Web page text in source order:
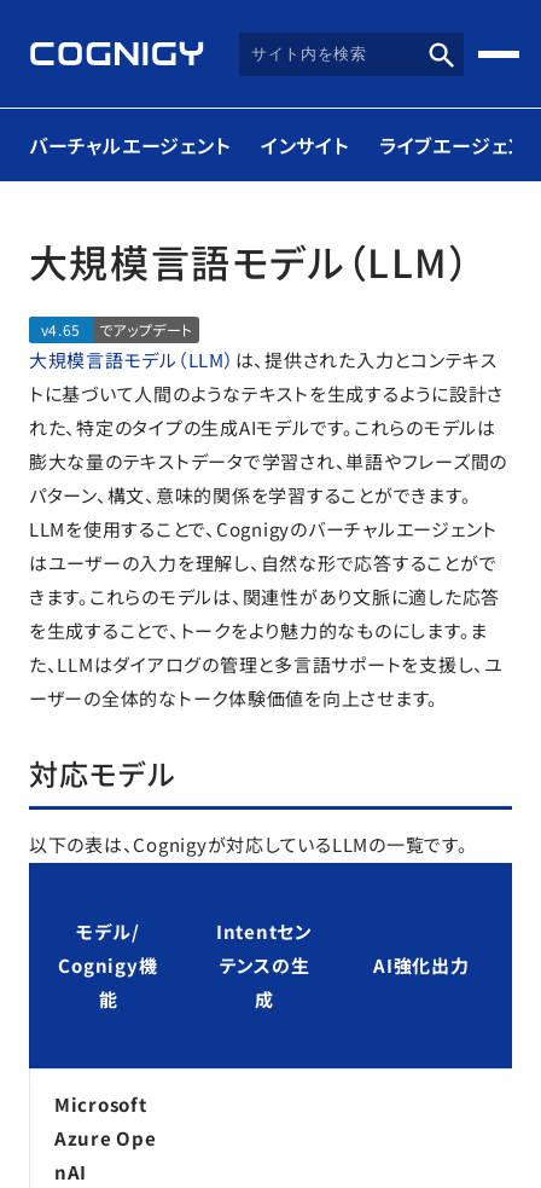
バーチャルエージェント インサイト ライブエージェント
大規模言語モデル（LLM）
v4.65 でアップデート
大規模言語モデル（LLM） は、提供された入力とコンテキス
トに基づいて人間のようなテキストを生成するように設計さ
れた、特定のタイプの生成AIモデルです。これらのモデルは
膨大な量のテキストデータで学習され、単語やフレーズ間の
パターン、構文、意味的関係を学習することができます。
LLMを使用することで、Cognigyのバーチャルエージェント
はユーザーの入力を理解し、自然な形で応答することがで
きます。これらのモデルは、関連性があり文脈に適した応答
を生成することで、トークをより魅力的なものにします。ま
た、LLMはダイアログの管理と多言語サポートを支援し、ユ
ーザーの全体的なトーク体験価値を向上させます。
対応モデル
以下の表は、Cognigyが対応しているLLMの一覧です。
モデル/
Cognigy機
能
Intentセン
テンスの生
成
AI強化出力
Microsoft
Azure Ope
nAI